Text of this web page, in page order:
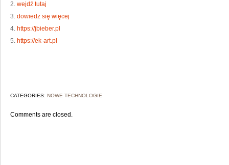
2. wejdź tutaj
3. dowiedz się więcej
4. https://jbieber.pl
5. https://ek-art.pl
CATEGORIES: NOWE TECHNOLOGIE
Comments are closed.